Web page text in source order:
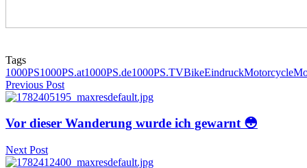
Tags
1000PS1000PS.at1000PS.de1000PS.TVBikeEindruckMotorcycle
Previous Post
Vor dieser Wanderung wurde ich gewarnt 😳
Next Post